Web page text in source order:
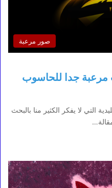
صور مرعبة
جدا للحاسوب
التي لا يفكر الكثير منا بالبحث